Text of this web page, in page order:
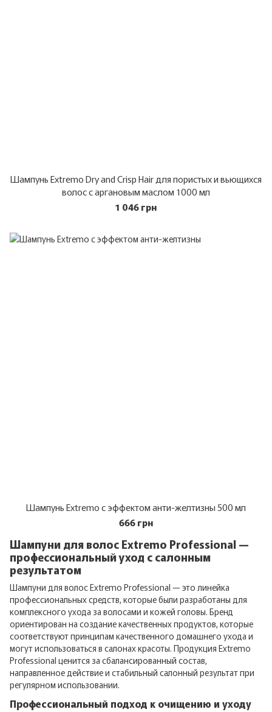
Шампунь Extremo Dry and Crisp Hair для пористых и вьющихся
волос с аргановым маслом 1000 мл
1 046 грн
Шампунь Extremo с эффектом анти-желтизны 500 мл
666 грн
Шампуни для волос Extremo Professional —
профессиональный уход с салонным
результатом
Шампуни для волос Extremo Professional — это линейка
профессиональных средств, которые были разработаны для
комплексного ухода за волосами и кожей головы. Бренд
ориентирован на создание качественных продуктов, которые
соответствуют принципам качественного домашнего ухода и
могут использоваться в салонах красоты. Продукция Extremo
Professional ценится за сбалансированный состав,
направленное действие и стабильный салонный результат при
регулярном использовании.
Профессиональный подход к очищению и уходу